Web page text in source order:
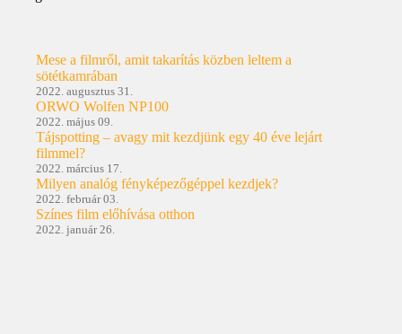
Mese a filmről, amit takarítás közben leltem a
sötétkamrában
2022. augusztus 31.
ORWO Wolfen NP100
2022. május 09.
Tájspotting – avagy mit kezdjünk egy 40 éve lejárt
filmmel?
2022. március 17.
Milyen analóg fényképezőgéppel kezdjek?
2022. február 03.
Színes film előhívása otthon
2022. január 26.